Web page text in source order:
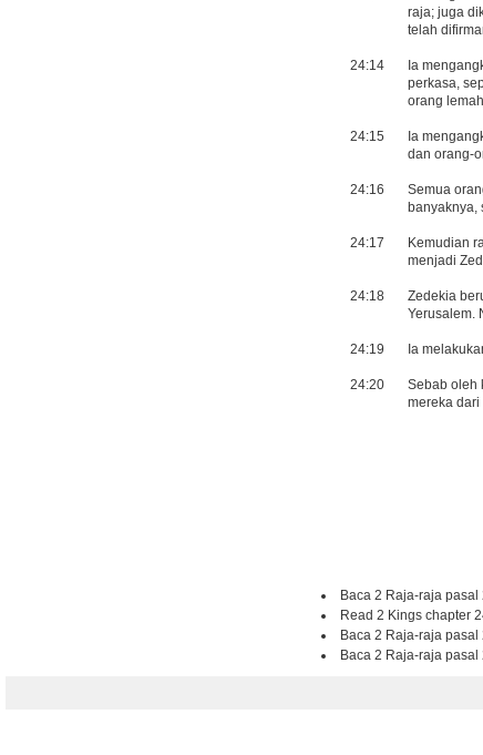
raja; juga
telah
24:14
Ia
perkasa,
orang
24:15
Ia
dan orang-
24:16
Semua
banyaknya,
24:17
Kemudian
menjadi
24:18
Zedekia
Yerusalem.
24:19 Ia
24:20
Sebab oleh
mereka
Baca 2 Raja-raja
Read 2 Kings chapter
Baca 2 Raja-raja
Baca 2 Raja-raja